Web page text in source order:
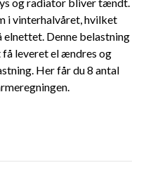
i vinterhalvåret, hvilket
Denne belastning
leveret el ændres og
Her får du 8 antal